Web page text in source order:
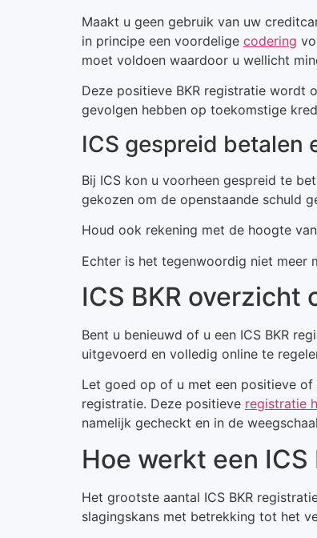
Maakt u geen gebruik van uw
in principe een voordelige codering
moet voldoen waardoor u wellicht
Deze positieve BKR registratie wordt
gevolgen hebben op toekomstige
ICS gespreid betalen
Bij ICS kon u voorheen gespreid te
gekozen om de openstaande schuld
Houd ook rekening met de hoogte
Echter is het tegenwoordig niet meer
ICS BKR overzicht
Bent u benieuwd of u een ICS BKR
uitgevoerd en volledig online te
Let goed op of u met een positieve of
registratie. Deze positieve registratie
namelijk gecheckt en in de
Hoe werkt een
Het grootste aantal ICS BKR
slagingskans met betrekking tot het